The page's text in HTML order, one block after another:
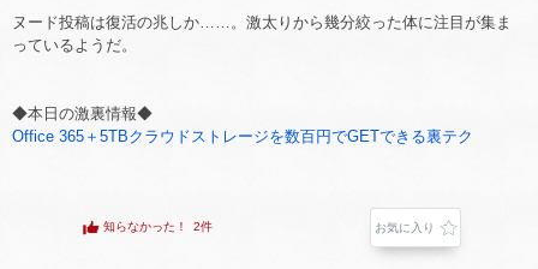
ヌード投稿は復活の兆しか……。激太りから幾分絞った体に注目が集ま
っているようだ。
◆本日の激裏情報◆
Office 365＋5TBクラウドストレージを数百円でGETできる裏テク
知らなかった！ 2件 お気に入り